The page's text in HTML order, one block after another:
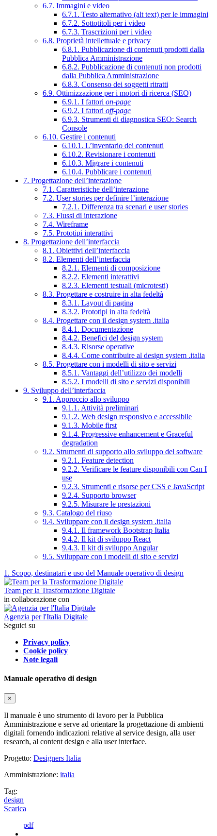
6.7. Immagini e video
6.7.1. Testo alternativo (alt text) per le immagini
6.7.2. Sottotitoli per i video
6.7.3. Trascrizioni per i video
6.8. Proprietà intellettuale e privacy
6.8.1. Pubblicazione di contenuti prodotti dalla
Pubblica Amministrazione
6.8.2. Pubblicazione di contenuti non prodotti
dalla Pubblica Amministrazione
6.8.3. Consenso dei soggetti ritratti
6.9. Ottimizzazione per i motori di ricerca (SEO)
6.9.1. I fattori on-page
6.9.2. I fattori off-page
6.9.3. Strumenti di diagnostica SEO: Search
Console
6.10. Gestire i contenuti
6.10.1. L’inventario dei contenuti
6.10.2. Revisionare i contenuti
6.10.3. Migrare i contenuti
6.10.4. Pubblicare i contenuti
7. Progettazione dell’interazione
7.1. Caratteristiche dell’interazione
7.2. User stories per definire l’interazione
7.2.1. Differenza tra scenari e user stories
7.3. Flussi di interazione
7.4. Wireframe
7.5. Prototipi interattivi
8. Progettazione dell’interfaccia
8.1. Obiettivi dell’interfaccia
8.2. Elementi dell’interfaccia
8.2.1. Elementi di composizione
8.2.2. Elementi interattivi
8.2.3. Elementi testuali (microtesti)
8.3. Progettare e costruire in alta fedeltà
8.3.1. Layout di pagina
8.3.2. Prototipi in alta fedeltà
8.4. Progettare con il design system .italia
8.4.1. Documentazione
8.4.2. Benefici del design system
8.4.3. Risorse operative
8.4.4. Come contribuire al design system .italia
8.5. Progettare con i modelli di sito e servizi
8.5.1. Vantaggi dell’utilizzo dei modelli
8.5.2. I modelli di sito e servizi disponibili
9. Sviluppo dell’interfaccia
9.1. Approccio allo sviluppo
9.1.1. Attività preliminari
9.1.2. Web design responsivo e accessibile
9.1.3. Mobile first
9.1.4. Progressive enhancement e Graceful
degradation
9.2. Strumenti di supporto allo sviluppo del software
9.2.1. Feature detection
9.2.2. Verificare le feature disponibili con Can I
use
9.2.3. Strumenti e risorse per CSS e JavaScript
9.2.4. Supporto browser
9.2.5. Misurare le prestazioni
9.3. Catalogo del riuso
9.4. Sviluppare con il design system .italia
9.4.1. Il framework Bootstrap Italia
9.4.2. Il kit di sviluppo React
9.4.3. Il kit di sviluppo Angular
9.5. Sviluppare con i modelli di sito e servizi
1. Scopo, destinatari e uso del Manuale operativo di design
Team per la Trasformazione Digitale
in collaborazione con
Agenzia per l'Italia Digitale
Seguici su
Privacy policy
Cookie policy
Note legali
Manuale operativo di design
×
Il manuale è uno strumento di lavoro per la Pubblica
Amministrazione e serve ad orientare la progettazione di ambienti
digitali fornendo indicazioni relative al service design, alla user
research, al content design e alla user interface.
Progetto: Designers Italia
Amministrazione: italia
Tag:
design
Scarica
pdf